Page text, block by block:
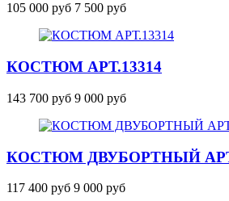
105 000 руб 7 500 руб
КОСТЮМ АРТ.13314
143 700 руб 9 000 руб
КОСТЮМ ДВУБОРТНЫЙ
117 400 руб 9 000 руб